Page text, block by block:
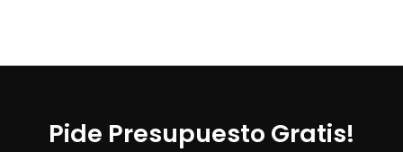
Pide Presupuesto Gratis!